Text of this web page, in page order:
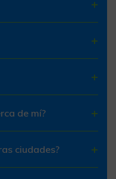
de mí?
ciudades?